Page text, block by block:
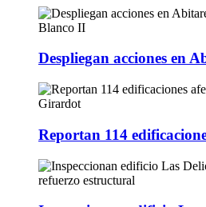
Despliegan acciones en
Reportan 114